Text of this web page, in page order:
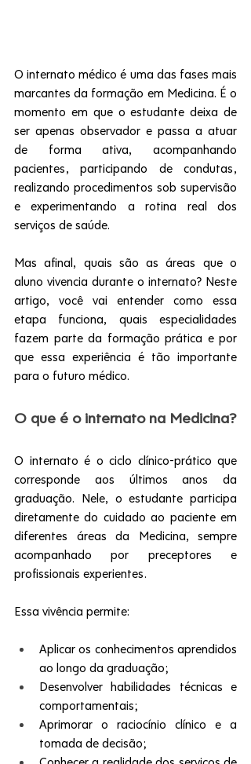
O internato médico é uma das fases mais
marcantes da formação em Medicina. É o
momento em que o estudante deixa de
ser apenas observador e passa a atuar
de forma ativa, acompanhando
pacientes, participando de condutas,
realizando procedimentos sob supervisão
e experimentando a rotina real dos
serviços de saúde.
Mas afinal, quais são as áreas que o
aluno vivencia durante o internato? Neste
artigo, você vai entender como essa
etapa funciona, quais especialidades
fazem parte da formação prática e por
que essa experiência é tão importante
para o futuro médico.
O que é o internato na Medicina?
O internato é o ciclo clínico-prático que
corresponde aos últimos anos da
graduação. Nele, o estudante participa
diretamente do cuidado ao paciente em
diferentes áreas da Medicina, sempre
acompanhado por preceptores e
profissionais experientes.
Essa vivência permite:
Aplicar os conhecimentos aprendidos
ao longo da graduação;
Desenvolver habilidades técnicas e
comportamentais;
Aprimorar o raciocínio clínico e a
tomada de decisão;